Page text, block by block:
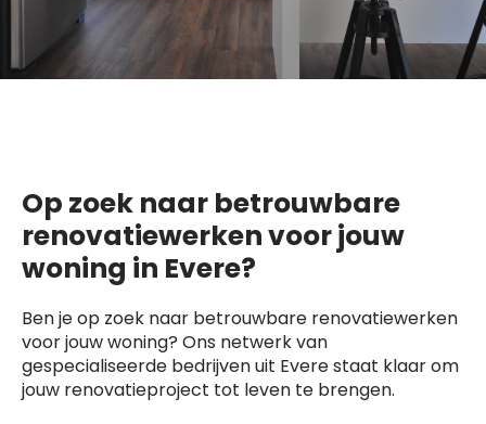
Op zoek naar betrouwbare
renovatiewerken voor jouw
woning in Evere?
Ben je op zoek naar betrouwbare renovatiewerken
voor jouw woning? Ons netwerk van
gespecialiseerde bedrijven uit Evere staat klaar om
jouw renovatieproject tot leven te brengen.